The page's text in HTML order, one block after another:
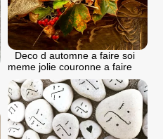
Deco d automne a faire soi
meme jolie couronne a faire